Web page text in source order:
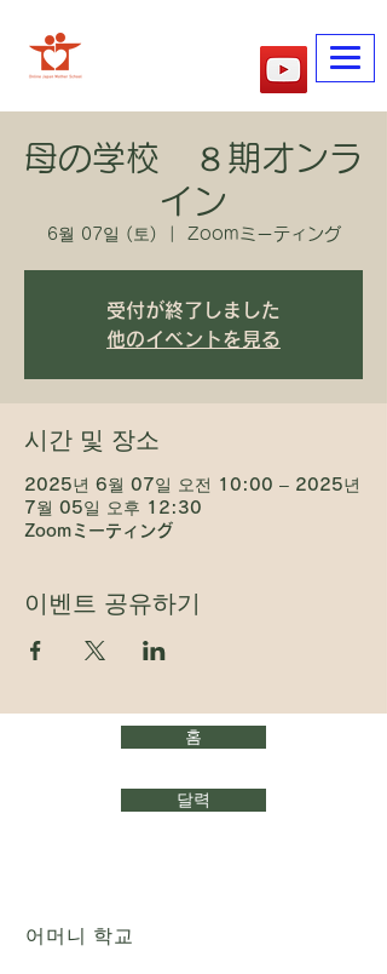
母の学校 ８期オンラ
イン
6월 07일 (토) Zoomミーティング
受付が終了しました
他のイベントを見る
시간 및 장소
2025년 6월 07일 오전 10:00 – 2025년
7월 05일 오후 12:30
Zoomミーティング
이벤트 공유하기
홈
달력
어머니 학교